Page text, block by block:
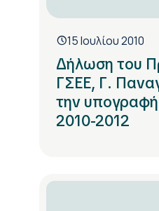
15 Ιουλίου 2010
Δήλωση του
ΓΣΕΕ, Γ.
την
2010-2012